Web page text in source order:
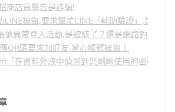
商店員警告是詐騙!
LINE被盜,要求幫忙LINE「輔助驗證」,詐騙
異常登入活動,是被駭了？還是網路釣魚？
QR碼要求加好友,當心帳號被盜！
「在資料外洩中偵測到您剛剛使用的密碼」